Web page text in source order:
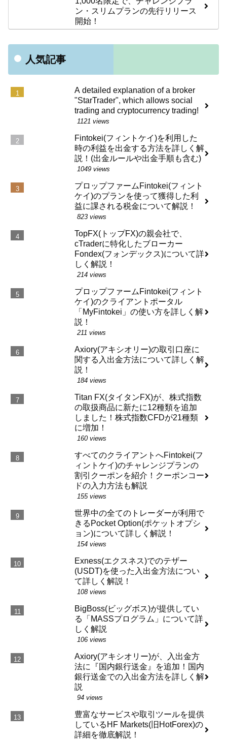
ン・スリムプランの先行リリース
開始！
人気記事
A detailed explanation of a broker
"StarTrader", which allows social
trading and cryptocurrency trading!
1121 views
Fintokei(フィントケイ)を利用した
時の利益を出金する方法を詳しく解
説！(出金ルールや出金手順も含む)
1049 views
プロップファームFintokei(フィント
ケイ)のプランを使って獲得した利
益に課される税金について解説！
823 views
TopFX(トップFX)の親会社で、
cTraderに特化したブローカー
Fondex(フォンデックス)について詳
しく解説！
214 views
プロップファームFintokei(フィント
ケイ)のクライアントポータル
「MyFintokei」の使い方を詳しく解
説！
211 views
Axiory(アキシオリー)の取引口座に
関する入出金方法について詳しく解
説！
184 views
Titan FX(タイタンFX)が、株式指数
の取扱商品に新たに12種類を追加
しました！株式指数CFDが21種類
に増加！
160 views
すべてのクライアントへFintokei(フ
ィントケイ)のチャレンジプランの
割引クーポンを紹介！クーポンコー
ドの入力方法も解説
155 views
世界中の全てのトレーダーが利用で
きるPocket Option(ポケットオプシ
ョン)について詳しく解説！
154 views
Exness(エクスネス)でのテザー
(USDT)を使った入出金方法につい
て詳しく解説！
108 views
BigBoss(ビッグボス)が提供してい
る「MASSプログラム」について詳
しく解説
106 views
Axiory(アキシオリー)が、入出金方
法に『国内銀行送金』を追加！国内
銀行送金での入出金方法を詳しく解
説
94 views
豊富なサービスや取引ツールを提供
しているHF Markets(旧HotForex)の
詳細を徹底解説！